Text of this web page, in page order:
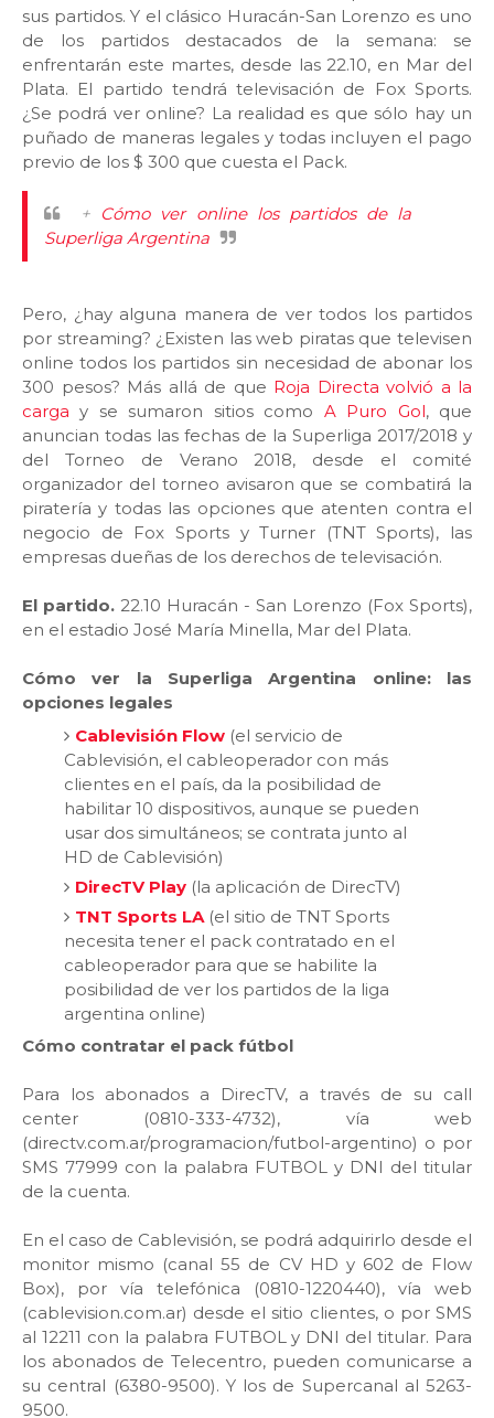
sus partidos. Y el clásico Huracán-San Lorenzo es uno
de los partidos destacados de la semana: se
enfrentarán este martes, desde las 22.10, en Mar del
Plata. El partido tendrá televisación de Fox Sports.
¿Se podrá ver online? La realidad es que sólo hay un
puñado de maneras legales y todas incluyen el pago
previo de los $ 300 que cuesta el Pack.
+ Cómo ver online los partidos de la
Superliga Argentina
Pero, ¿hay alguna manera de ver todos los partidos
por streaming? ¿Existen las web piratas que televisen
online todos los partidos sin necesidad de abonar los
300 pesos? Más allá de que Roja Directa volvió a la
carga y se sumaron sitios como A Puro Gol, que
anuncian todas las fechas de la Superliga 2017/2018 y
del Torneo de Verano 2018, desde el comité
organizador del torneo avisaron que se combatirá la
piratería y todas las opciones que atenten contra el
negocio de Fox Sports y Turner (TNT Sports), las
empresas dueñas de los derechos de televisación.
El partido. 22.10 Huracán - San Lorenzo (Fox Sports),
en el estadio José María Minella, Mar del Plata.
Cómo ver la Superliga Argentina online: las
opciones legales
Cablevisión Flow(el servicio de
Cablevisión, el cableoperador con más
clientes en el país, da la posibilidad de
habilitar 10 dispositivos, aunque se pueden
usar dos simultáneos; se contrata junto al
HD de Cablevisión)
DirecTV Play(la aplicación de DirecTV)
TNT Sports LA(el sitio de TNT Sports
necesita tener el pack contratado en el
cableoperador para que se habilite la
posibilidad de ver los partidos de la liga
argentina online)
Cómo contratar el pack fútbol
Para los abonados a DirecTV, a través de su call
center (0810-333-4732), vía web
(directv.com.ar/programacion/futbol-argentino) o por
SMS 77999 con la palabra FUTBOL y DNI del titular
de la cuenta.
En el caso de Cablevisión, se podrá adquirirlo desde el
monitor mismo (canal 55 de CV HD y 602 de Flow
Box), por vía telefónica (0810-1220440), vía web
(cablevision.com.ar) desde el sitio clientes, o por SMS
al 12211 con la palabra FUTBOL y DNI del titular. Para
los abonados de Telecentro, pueden comunicarse a
su central (6380-9500). Y los de Supercanal al 5263-
9500.